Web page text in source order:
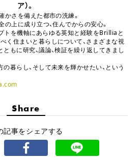
ア）。
かさを備えた都市の洗練。
の上に成り立つ、住んでからの安心。
トを機軸にあらゆる英知と経験をBrilliaと
く住まいと暮らしについて、さまざまな視
もに研究、議論、検証を繰り返してきまし
暮らし、そして未来を輝かせたい、という
Share
記事をシェアする